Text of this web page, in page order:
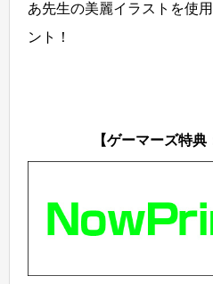
あ先生の美麗イラストを使
ント！
【ゲーマーズ特典